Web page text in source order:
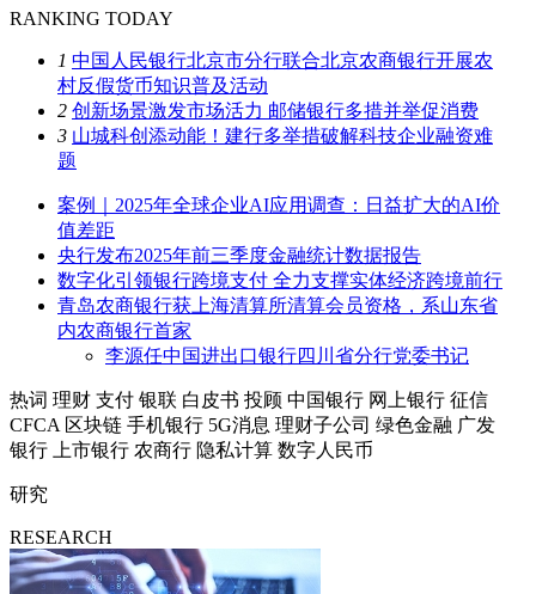
RANKING TODAY
1 中国人民银行北京市分行联合北京农商银行开展农
村反假货币知识普及活动
2 创新场景激发市场活力 邮储银行多措并举促消费
3 山城科创添动能！建行多举措破解科技企业融资难
题
案例｜2025年全球企业AI应用调查：日益扩大的AI价
值差距
央行发布2025年前三季度金融统计数据报告
数字化引领银行跨境支付 全力支撑实体经济跨境前行
青岛农商银行获上海清算所清算会员资格，系山东省
内农商银行首家
李源任中国进出口银行四川省分行党委书记
热词 理财 支付 银联 白皮书 投顾 中国银行 网上银行 征信
CFCA 区块链 手机银行 5G消息 理财子公司 绿色金融 广发
银行
上市银行 农商行 隐私计算 数字人民币
研究
RESEARCH